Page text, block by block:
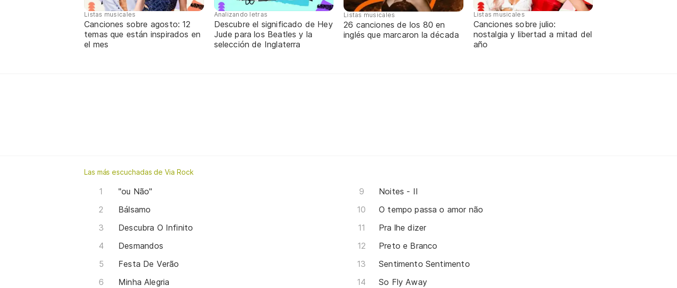
Listas musicales
Canciones sobre agosto: 12
temas que están inspirados en
el mes
Analizando letras
Descubre el significado de Hey
Jude para los Beatles y la
selección de Inglaterra
Listas musicales
26 canciones de los 80 en
inglés que marcaron la década
Listas musicales
Canciones sobre julio:
nostalgia y libertad a mitad del
año
Las más escuchadas de Via Rock
"ou Não"
Bálsamo
Descubra O Infinito
Desmandos
Festa De Verão
Minha Alegria
Noites - II
O tempo passa o amor não
Pra lhe dizer
Preto e Branco
Sentimento Sentimento
So Fly Away